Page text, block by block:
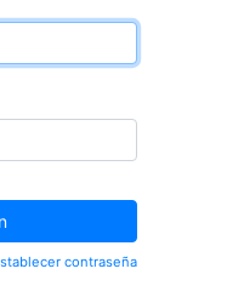
contraseña